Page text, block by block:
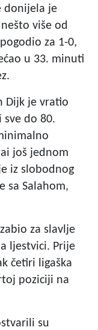
donijela je
više od
za 1-0,
u 33. minuti
Dijk je vratio
sve do 80.
još jednom
iz slobodnog
sa Salahom,
za slavlje
ljestvici. Prije
četiri ligaška
poziciji na
su